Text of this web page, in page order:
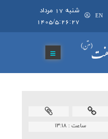
EN
شنبه 17 مرداد
1405/5:26:27
ساعت :۱۳:۱۸